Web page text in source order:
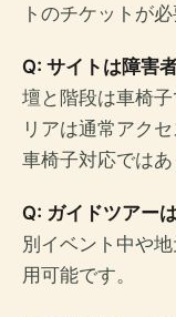
トのチケットが
Q: サイトは障害
壇と階段は車椅
リアは通常アク
車椅子対応ではあ
Q: ガイドツアー
別イベント中や
用可能です。